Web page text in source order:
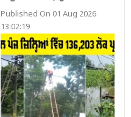
Published On 01 Aug 2026
13:02:19